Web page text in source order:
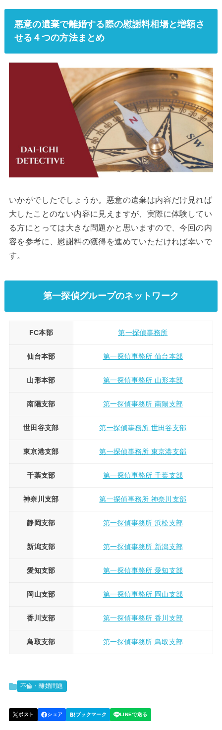
悪意の遺棄で離婚する際の慰謝料相場と増額さ
せる４つの方法まとめ
いかがでしたでしょうか。悪意の遺棄は内容だけ見れば
大したことのない内容に見えますが、実際に体験してい
る方にとっては大きな問題かと思いますので、今回の内
容を参考に、慰謝料の獲得を進めていただければ幸いで
す。
第一探偵グループのネットワーク
FC本部 第一探偵事務所
仙台本部 第一探偵事務所 仙台本部
山形本部 第一探偵事務所 山形本部
南陽支部 第一探偵事務所 南陽支部
世田谷支部 第一探偵事務所 世田谷支部
東京港支部 第一探偵事務所 東京港支部
千葉支部 第一探偵事務所 千葉支部
神奈川支部 第一探偵事務所 神奈川支部
静岡支部 第一探偵事務所 浜松支部
新潟支部 第一探偵事務所 新潟支部
愛知支部 第一探偵事務所 愛知支部
岡山支部 第一探偵事務所 岡山支部
香川支部 第一探偵事務所 香川支部
鳥取支部 第一探偵事務所 鳥取支部
不倫・離婚問題